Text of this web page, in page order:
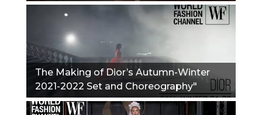
The Making of Dior’s Autumn-Winter
2021-2022 Set and Choreography"